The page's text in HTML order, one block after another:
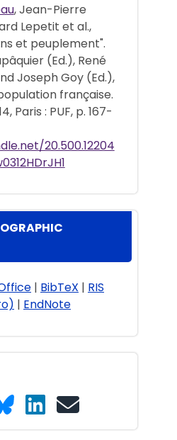
, Jean-Pierre
Lepetit et al.,
et peuplement".
(Ed.), René
Joseph Goy (Ed.),
française.
Paris : PUF, p. 167-
20.500.12204
| BibTeX | RIS
| EndNote
on Facebook
Share on Bluesky
Share on LinkedIn